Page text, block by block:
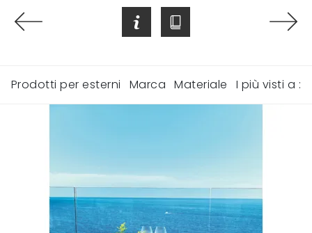
Prodotti per esterni Marca Materiale I più visti a :